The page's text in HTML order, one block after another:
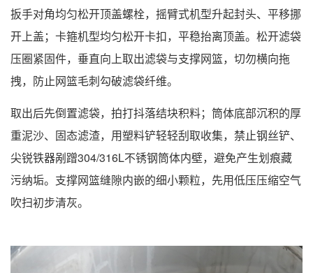
扳手对角均匀松开顶盖螺栓，摇臂式机型升起封头、平移挪
开上盖；卡箍机型均匀松开卡扣，平稳抬离顶盖。松开滤袋
压圈紧固件，垂直向上取出滤袋与支撑网篮，切勿横向拖
拽，防止网篮毛刺勾破滤袋纤维。
取出后先倒置滤袋，拍打抖落结块积料；筒体底部沉积的厚
重泥沙、固态滤渣，用塑料铲轻轻刮取收集，禁止钢丝铲、
尖锐铁器剐蹭304/316L不锈钢筒体内壁，避免产生划痕藏
污纳垢。支撑网篮缝隙内嵌的细小颗粒，先用低压压缩空气
吹扫初步清灰。